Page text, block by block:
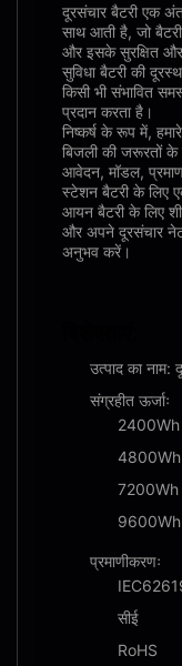
दूरसंचार बैटरी एक
साथ आती है, जो
और इसके सुरक्षित
सुविधा बैटरी की
किसी भी संभावित
प्रदान करता है।
निष्कर्ष के रूप में,
बिजली की जरूरतों के
आवेदन, मॉडल,
स्टेशन बैटरी के लिए
आयन बैटरी के लिए
और अपने दूरसंचार
अनुभव करें।
उत्पाद का नाम:
संग्रहीत ऊर्जाः
2400Wh
4800Wh
7200Wh
9600Wh
प्रमाणीकरणः
सीई
RoHS